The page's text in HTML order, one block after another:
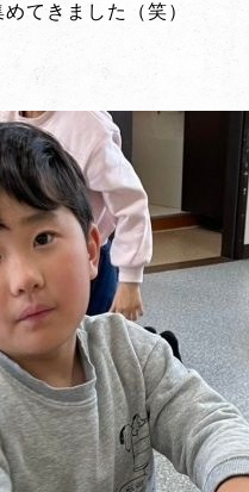
てきました（笑）